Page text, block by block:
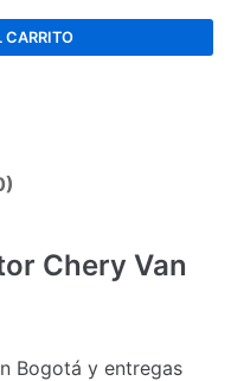
CARRITO
Chery Van
Bogotá y entregas